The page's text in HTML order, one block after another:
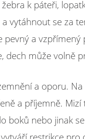
k páteři,
vytáhnout se za
pevný a vzpřímený
dech může volně
a oporu.
a příjemně. Mizí
boků nebo jinak